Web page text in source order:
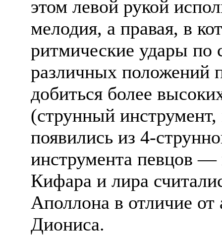
этом левой рукой
мелодия, а правая, в
ритмические удары
различных положений
добиться более
(струнный
появились из 4-
инструмента певцов —
Кифара и лира
Аполлона в отличие
Диониса.